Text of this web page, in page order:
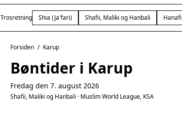
Trosretning Shia (Ja'fari) Shafii, Maliki og Hanbali Hanafi
Forsiden / Karup
Bøntider i Karup
Fredag den 7. august 2026
Shafii, Maliki og Hanbali · Muslim World League, KSA